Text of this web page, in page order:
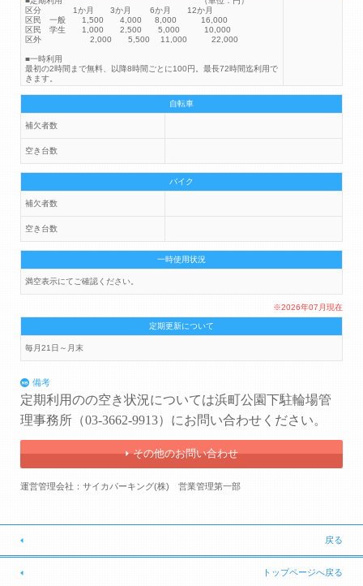
区分 1か月 3か月 6か月 12か月
区民 一般 1,500 4,000 8,000 16,000
区民 学生 1,000 2,500 5,000 10,000
区外 2,000 5,500 11,000 22,000
■一時利用
最初の2時間まで無料、以降8時間ごとに100円。最長72時間迄利用で
きます。
自転車
補欠者数
空き台数
バイク
補欠者数
空き台数
一時使用状況
満空表示にてご確認ください。
※2026年07月現在
定期更新について
毎月21日～月末
備考
定期利用のの空き状況については浜町公園下駐輪場管
理事務所（03-3662-9913）にお問い合わせください。
その他のお問い合わせ
運営管理会社：サイカパーキング(株) 営業管理第一部
戻る
トップページへ戻る